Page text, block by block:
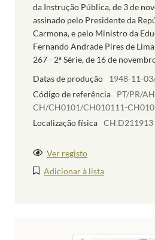
da Instrução Pública, de 3 de
assinado pelo Presidente da
Carmona, e pelo Ministro da
Fernando Andrade Pires de
267 - 2ª Série, de 16 de
Datas de produção
1948-11-
Código de referência
PT/PR/
CH/CH0101/CH010111-
Localização física CH.D211913
Ver registo
Adicionar à lista